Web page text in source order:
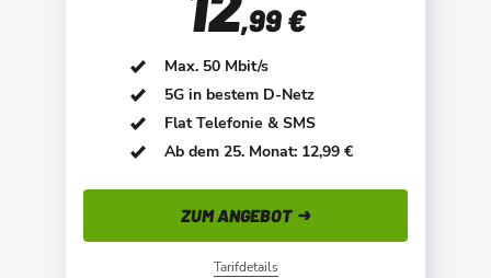
,99 €
Max. 50 Mbit/s
5G in bestem D-Netz
Flat Telefonie & SMS
Ab dem 25. Monat: 12,99 €
ZUM ANGEBOT
Tarifdetails